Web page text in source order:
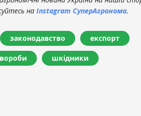
на Instagram СуперАгронома.
законодавство експорт
шкідники